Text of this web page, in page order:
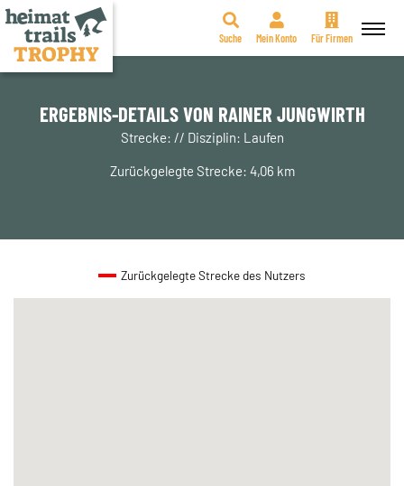
Zum
springen
Suche Mein Konto Für Firmen
ERGEBNIS-DETAILS VON RAINER JUNGWIRTH
Strecke: // Disziplin: Laufen
Zurückgelegte Strecke: 4,06 km
Zurückgelegte Strecke des Nutzers